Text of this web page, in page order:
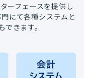
ーフェースを提供し
にて各種システムと
きます。